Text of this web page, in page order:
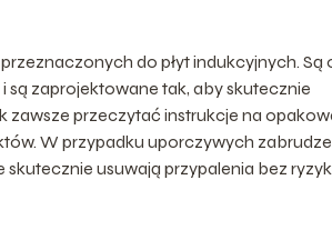
do płyt indukcyjnych. Są
są zaprojektowane tak, aby skutecznie
zawsze przeczytać instrukcje na
W przypadku uporczywych
usuwają przypalenia bez